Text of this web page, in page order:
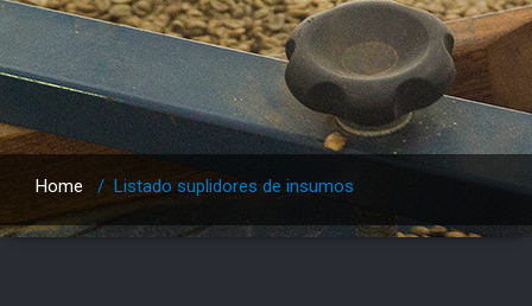
Home / Listado suplidores de insumos